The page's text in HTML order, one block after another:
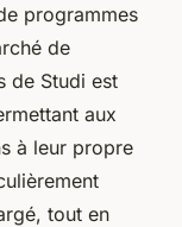
programmes
de
de Studi est
aux
à leur propre
tout en